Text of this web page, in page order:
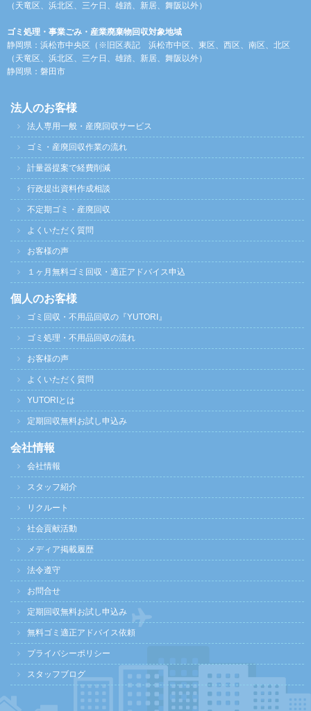
（天竜区、浜北区、三ケ日、雄踏、新居、舞阪以外）
ゴミ処理・事業ごみ・産業廃棄物回収対象地域
静岡県：浜松市中央区（※旧区表記 浜松市中区、東区、西区、南区、北区
（天竜区、浜北区、三ケ日、雄踏、新居、舞阪以外）
静岡県：磐田市
法人のお客様
法人専用一般・産廃回収サービス
ゴミ・産廃回収作業の流れ
計量器提案で経費削減
行政提出資料作成相談
不定期ゴミ・産廃回収
よくいただく質問
お客様の声
１ヶ月無料ゴミ回収・適正アドバイス申込
個人のお客様
ゴミ回収・不用品回収の『YUTORI』
ゴミ処理・不用品回収の流れ
お客様の声
よくいただく質問
YUTORIとは
定期回収無料お試し申込み
会社情報
会社情報
スタッフ紹介
リクルート
社会貢献活動
メディア掲載履歴
法令遵守
お問合せ
定期回収無料お試し申込み
無料ゴミ適正アドバイス依頼
プライバシーポリシー
スタッフブログ